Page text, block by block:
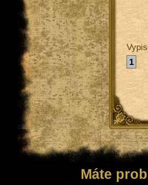
1
Máte